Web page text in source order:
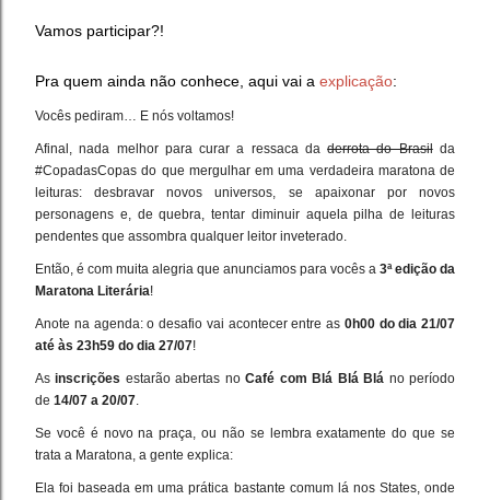
Vamos participar?!
Pra quem ainda não conhece, aqui vai a explicação:
Vocês pediram… E nós voltamos!
Afinal, nada melhor para curar a ressaca daderrota do Brasilda
#CopadasCopas do que mergulhar em uma verdadeira maratona de
leituras: desbravar novos universos, se apaixonar por novos
personagens e, de quebra, tentar diminuir aquela pilha de leituras
pendentes que assombra qualquer leitor inveterado.
Então, é com muita alegria que anunciamos para vocês a 3ª edição da
Maratona Literária!
Anote na agenda: o desafio vai acontecer entre as 0h00 do dia 21/07
até às 23h59 do dia 27/07!
Asinscrições estarão abertas noCafé com Blá Blá Blá no período
de 14/07 a 20/07
Se você é novo na praça, ou não se lembra exatamente do que se
trata a Maratona, a gente explica:
Ela foi baseada em uma prática bastante comum lá nos States, onde